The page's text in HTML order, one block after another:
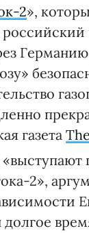
2»,
газета
2»,